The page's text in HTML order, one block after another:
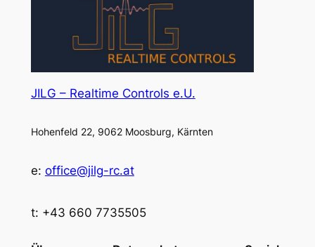
JILG – Realtime Controls e.U.
Hohenfeld 22, 9062 Moosburg, Kärnten
e: office@jilg-rc.at
t: +43 660 7735505